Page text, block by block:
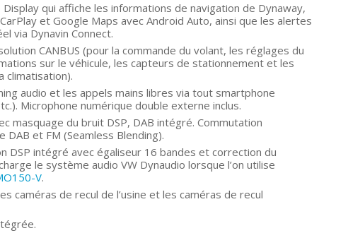
qui affiche les informations de navigation de Dynaway,
et Google Maps avec Android Auto, ainsi que les alertes
via Dynavin Connect.
CANBUS (pour la commande du volant, les réglages du
sur le véhicule, les capteurs de stationnement et les
climatisation).
audio et les appels mains libres via tout smartphone
Microphone numérique double externe inclus.
masquage du bruit DSP, DAB intégré. Commutation
DAB et FM (Seamless Blending).
DSP intégré avec égaliseur 16 bandes et correction du
le système audio VW Dynaudio lorsque l’on utilise
V.
caméras de recul de l’usine et les caméras de recul